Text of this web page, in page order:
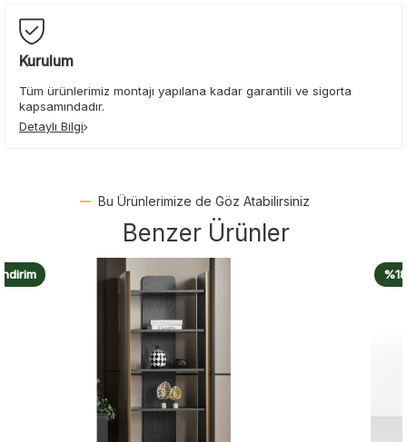
Kurulum
Tüm ürünlerimiz montajı yapılana kadar garantili ve sigorta
kapsamındadır.
Detaylı Bilgi
Bu Ürünlerimize de Göz Atabilirsiniz
Benzer Ürünler
%18 İndirim